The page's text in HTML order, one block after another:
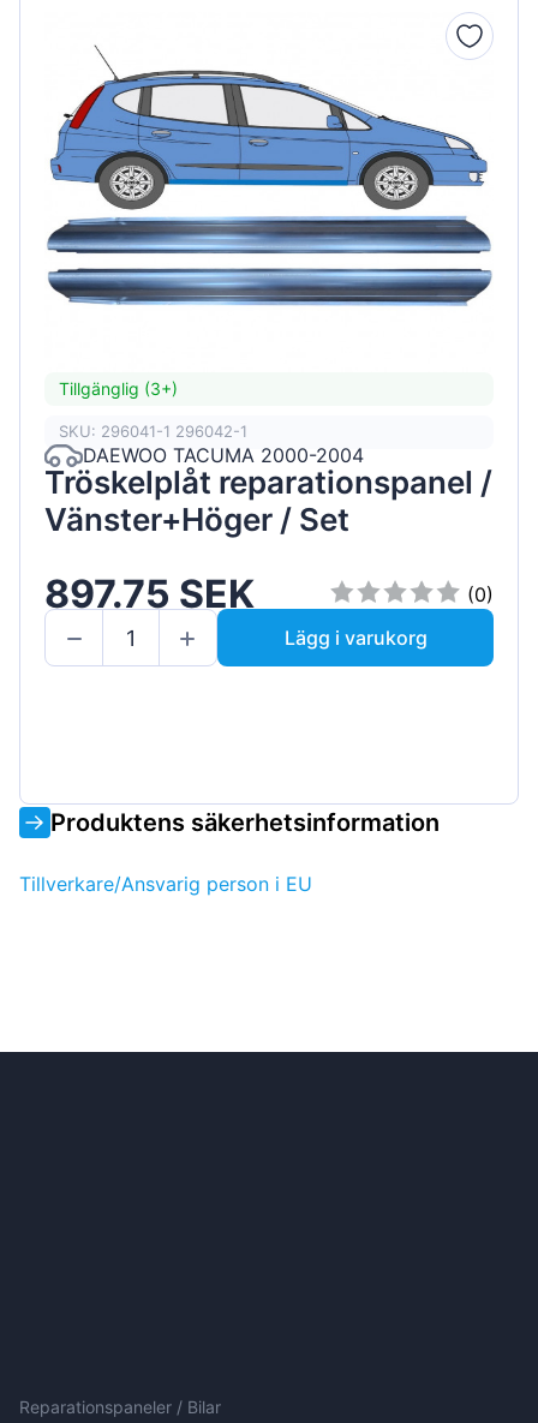
Tillgänglig (3+)
SKU: 296041-1 296042-1
DAEWOO TACUMA 2000-2004
Tröskelplåt reparationspanel /
Vänster+Höger / Set
897.75 SEK
(0)
Lägg i varukorg
Produktens säkerhetsinformation
Tillverkare/Ansvarig person i EU
Reparationspaneler / Bilar